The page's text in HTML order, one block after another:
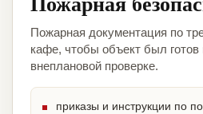
Пожарная документация по
кафе, чтобы объект был готов
внеплановой проверке.
приказы и инструкции по